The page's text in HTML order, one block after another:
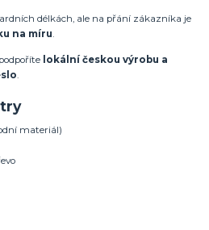
délkách, ale na přání zákazníka je
na míru.
lokální českou výrobu a
.
materiál)